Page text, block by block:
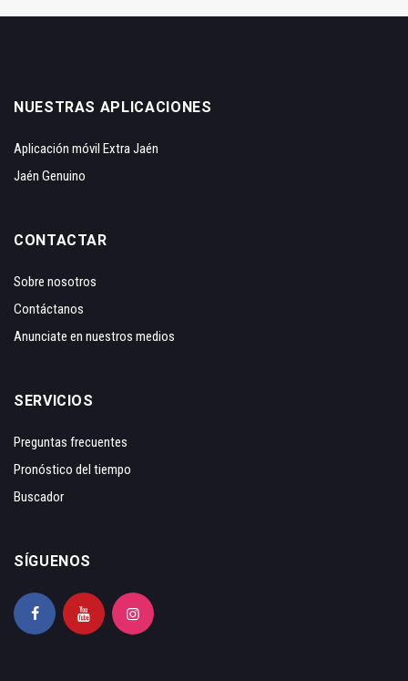
NUESTRAS APLICACIONES
Aplicación móvil Extra Jaén
Jaén Genuino
CONTACTAR
Sobre nosotros
Contáctanos
Anunciate en nuestros medios
SERVICIOS
Preguntas frecuentes
Pronóstico del tiempo
Buscador
SÍGUENOS